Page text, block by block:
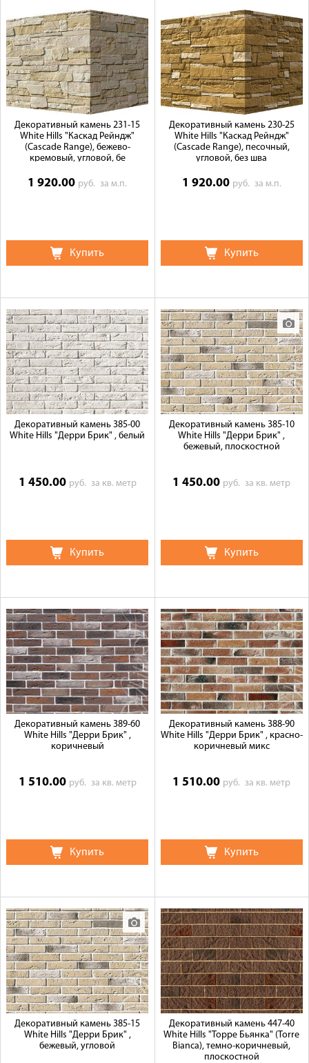
Декоративный камень 231-15
White Hills "Каскад Рейндж"
(Cascade Range), бежево-
кремовый, угловой, бе
1 920.00 руб.за м.п.
Купить
Декоративный камень 230-25
White Hills "Каскад Рейндж"
(Cascade Range), песочный,
угловой, без шва
1 920.00 руб. за м.п.
Купить
Декоративный камень 385-00
White Hills "Дерри Брик" , белый
1 450.00 руб. за кв. метр
Купить
Декоративный камень 385-10
White Hills "Дерри Брик" ,
бежевый, плоскостной
1 450.00 руб.за кв. метр
Купить
Декоративный камень 389-60
White Hills "Дерри Брик" ,
коричневый
1 510.00 руб. за кв. метр
Купить
Декоративный камень 388-90
White Hills "Дерри Брик" , красно-
коричневый микс
1 510.00 руб.за кв. метр
Купить
Декоративный камень 385-15
White Hills "Дерри Брик" ,
бежевый, угловой
Декоративный камень 447-40
White Hills "Торре Бьянка" (Torre
Bianca), темно-коричневый,
плоскостной